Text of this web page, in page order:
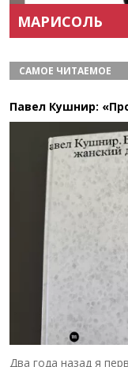
МАРИСОЛЬ
САМОЕ ЧИТАЕМОЕ
Павел Кушнир:
Два года назад я